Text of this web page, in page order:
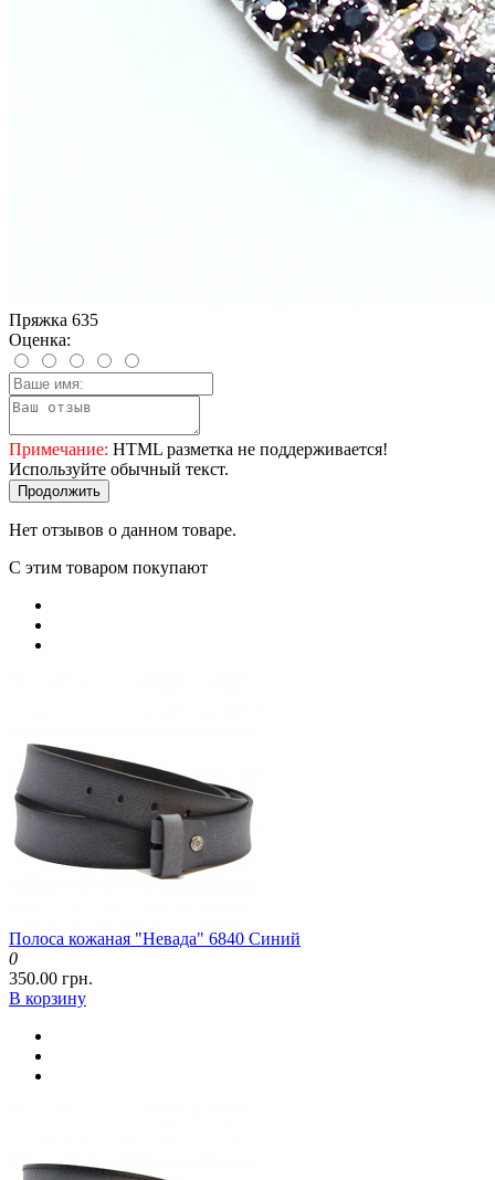
Пряжка 635
Оценка:
Примечание: HTML разметка не поддерживается!
Используйте обычный текст.
Продолжить
Нет отзывов о данном товаре.
С этим товаром покупают
Полоса кожаная "Невада" 6840 Синий
0
350.00 грн.
В корзину